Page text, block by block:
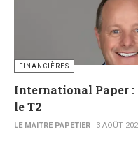
FINANCIÈRES
International Paper :
le T2
LE MAITRE PAPETIER 3 AOÛT